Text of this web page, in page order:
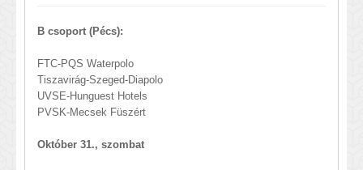
B csoport (Pécs):
FTC-PQS Waterpolo
Tiszavirág-Szeged-Diapolo
UVSE-Hunguest Hotels
PVSK-Mecsek Füszért
Október 31., szombat